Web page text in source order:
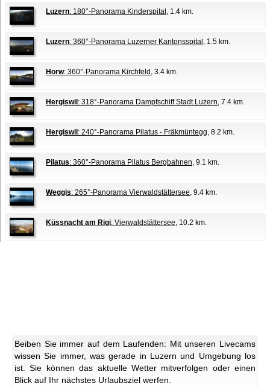
Luzern: 180°-Panorama Kinderspital , 1.4 km.
Luzern: 360°-Panorama Luzerner Kantonsspital , 1.5 km.
Horw: 360°-Panorama Kirchfeld , 3.4 km.
Hergiswil : 318°-Panorama Dampfschiff Stadt Luzern, 7.4 km.
Hergiswil : 240°-Panorama Pilatus - Fräkmüntegg, 8.2 km.
Pilatus: 360°-Panorama Pilatus Bergbahnen, 9.1 km.
Weggis: 265°-Panorama Vierwaldstättersee, 9.4 km.
Küssnacht am Rigi: Vierwaldstättersee, 10.2 km.
Beiben Sie immer auf dem Laufenden: Mit unseren Livecams
wissen Sie immer, was gerade in Luzern und Umgebung los
ist. Sie können das aktuelle Wetter mitverfolgen oder einen
Blick auf Ihr nächstes Urlaubsziel werfen.